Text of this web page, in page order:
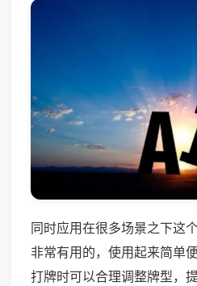
同时应用在很多场景之下这
非常有用的，使用起来简单
打牌时可以合理调整牌型，